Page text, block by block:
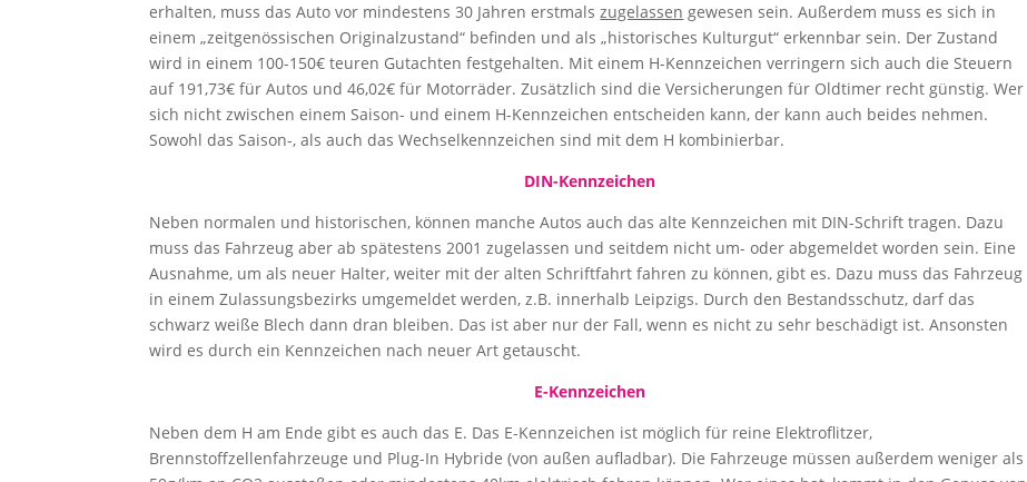
erhalten, muss das Auto vor mindestens 30 Jahren erstmalszugelassen gewesen sein. Außerdem muss es sich in
einem „zeitgenössischen Originalzustand“ befinden und als „historisches Kulturgut“ erkennbar sein. Der Zustand
wird in einem 100-150€ teuren Gutachten festgehalten. Mit einem H-Kennzeichen verringern sich auch die Steuern
auf 191,73€ für Autos und 46,02€ für Motorräder. Zusätzlich sind die Versicherungen für Oldtimer recht günstig. Wer
sich nicht zwischen einem Saison- und einem H-Kennzeichen entscheiden kann, der kann auch beides nehmen.
Sowohl das Saison-, als auch das Wechselkennzeichen sind mit dem H kombinierbar.
DIN-Kennzeichen
Neben normalen und historischen, können manche Autos auch das alte Kennzeichen mit DIN-Schrift tragen. Dazu
muss das Fahrzeug aber ab spätestens 2001 zugelassen und seitdem nicht um- oder abgemeldet worden sein. Eine
Ausnahme, um als neuer Halter, weiter mit der alten Schriftfahrt fahren zu können, gibt es. Dazu muss das Fahrzeug
in einem Zulassungsbezirks umgemeldet werden, z.B. innerhalb Leipzigs. Durch den Bestandsschutz, darf das
schwarz weiße Blech dann dran bleiben. Das ist aber nur der Fall, wenn es nicht zu sehr beschädigt ist. Ansonsten
wird es durch ein Kennzeichen nach neuer Art getauscht.
E-Kennzeichen
Neben dem H am Ende gibt es auch das E. Das E-Kennzeichen ist möglich für reine Elektroflitzer,
Brennstoffzellenfahrzeuge und Plug-In Hybride (von außen aufladbar). Die Fahrzeuge müssen außerdem weniger als